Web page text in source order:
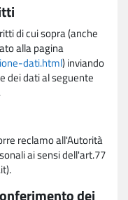
di cui sopra (anche
alla pagina
dati.html) inviando
dei dati al seguente
.
reclamo all'Autorità
ai sensi dell'art.77
dei